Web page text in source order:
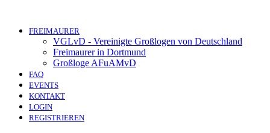
FREIMAURER
VGLvD - Vereinigte Großlogen von Deutschland
Freimaurer in Dortmund
Großloge AFuAMvD
FAQ
EVENTS
KONTAKT
LOGIN
REGISTRIEREN